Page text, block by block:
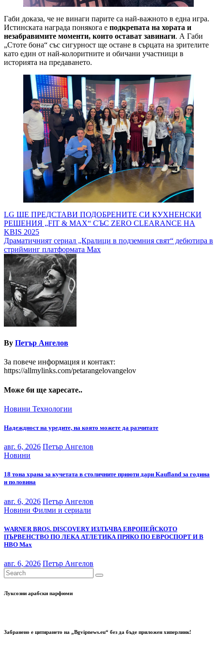
Габи доказа, че не винаги парите са най-важното в една игра.
Истинската награда понякога е подкрепата на хората и
незабравимите моменти, които остават завинаги. А Габи
„Стоте бона“ със сигурност ще остане в сърцата на зрителите
като един от най-колоритните и обичани участници в
историята на предаването.
Навигация
LG ЩЕ ПРЕДСТАВИ ПОДОБРЕНИТЕ СИ КУХНЕНСКИ
РЕШЕНИЯ „FIT & MAX“ СЪС ZERO CLEARANCE НА
KBIS 2025
Драматичният сериал „Кралици в подземния свят“ дебютира в
стрийминг платформата Max
By Петър Ангелов
За повече информация и контакт:
https://allmylinks.com/petarangelovangelov
Може би ще харесате..
Новини Технологии
Надеждност на уредите, на която можете да разчитате
авг. 6, 2026 Петър Ангелов
Новини
18 тона храна за кучетата в столичните приюти дари Kaufland за година
и половина
авг. 6, 2026 Петър Ангелов
Новини Филми и сериали
WARNER BROS. DISCOVERY ИЗЛЪЧВА ЕВРОПЕЙСКОТО
ПЪРВЕНСТВО ПО ЛЕКА АТЛЕТИКА ПРЯКО ПО ЕВРОСПОРТ И В
НВО Мах
авг. 6, 2026 Петър Ангелов
Луксозни арабски парфюми
Забранено е цитирането на „Bgvipnews.eu“ без да бъде приложен хиперлинк!